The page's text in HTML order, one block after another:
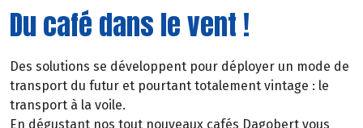
Du café dans le vent !
Des solutions se développent pour déployer un mode de
transport du futur et pourtant totalement vintage : le
transport à la voile.
En dégustant nos tout nouveaux cafés Dagobert vous